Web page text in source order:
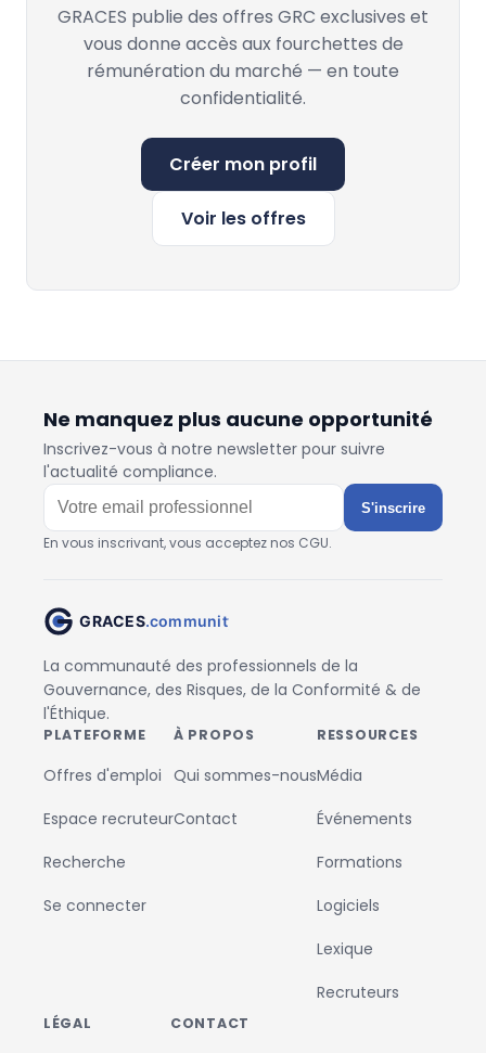
GRACES publie des offres GRC exclusives et
vous donne accès aux fourchettes de
rémunération du marché — en toute
confidentialité.
Créer mon profil
Voir les offres
Ne manquez plus aucune opportunité
Inscrivez-vous à notre newsletter pour suivre
l'actualité compliance.
S'inscrire
En vous inscrivant, vous acceptez nos CGU.
La communauté des professionnels de la
Gouvernance, des Risques, de la Conformité & de
l'Éthique.
PLATEFORME
Offres d'emploi
Espace recruteur
Recherche
Se connecter
À PROPOS
Qui sommes-nous
Contact
RESSOURCES
Média
Événements
Formations
Logiciels
Lexique
Recruteurs
LÉGAL CONTACT